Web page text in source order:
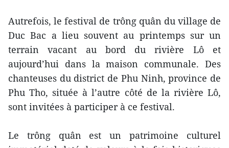
Autrefois, le festival de trông quân du village de
Duc Bac a lieu souvent au printemps sur un
terrain vacant au bord du rivière Lô et
aujourd’hui dans la maison communale. Des
chanteuses du district de Phu Ninh, province de
Phu Tho, située à l’autre côté de la rivière Lô,
sont invitées à participer à ce festival.
Le trông quân est un patrimoine culturel